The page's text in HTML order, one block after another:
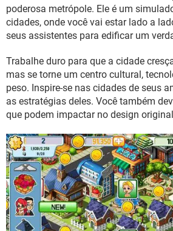
GUIA DE COMPRAS
poderosa metrópole. Ele é um
cidades, onde você vai estar lado a
seus assistentes para edificar um
Trabalhe duro para que a cidade
mas se torne um centro cultural,
peso. Inspire-se nas cidades de seus
as estratégias deles. Você também
que podem impactar no design